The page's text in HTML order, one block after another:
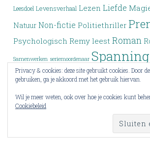
Leesdoel Levensverhaal Lezen Liefde
Natuur Non-fictie Politiethriller
Psychologisch Remy leest Roman
Samenwerken seriemoordenaar Spanning
Tieners Top 3 Top drie Verdwijning
Voorlezen Vriendschap Wraak
Young Adult
Privacy & cookies: deze site gebruikt cookies. Door
gebruiken, ga je akkoord met het gebruik hiervan.
Wil je meer weten, ook over hoe je cookies kunt
Cookiebeleid